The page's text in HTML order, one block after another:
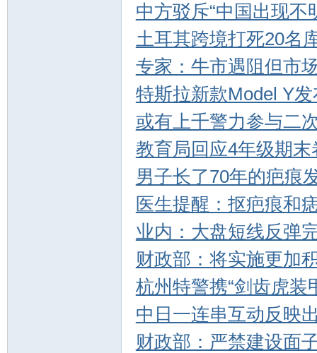
中方驳斥“中国出现不
土耳其跨境打死20名
专家：牛市遇阻但市
特斯拉新款Model Y发
或有上千警力参与二
教育局回应4年级期
男子长了70年的疤痕
医生提醒：抠疤痕和
业内：大盘短线反弹
财政部：将实施更加
杭州特警携“剑齿虎装
中日一连串互动反映
财政部：严禁建设面